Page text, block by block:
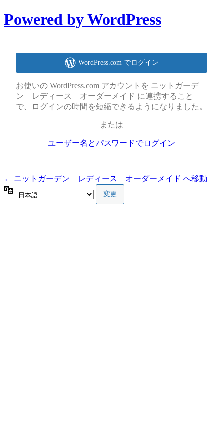
Powered by WordPress
WordPress.com でログイン
お使いの WordPress.com アカウントを ニットガーデ
ン レディース オーダーメイド に連携すること
で、ログインの時間を短縮できるようになりました。
または
ユーザー名とパスワードでログイン
← ニットガーデン レディース オーダーメイド へ移動
言
語